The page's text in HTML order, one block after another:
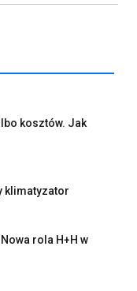
kosztów. Jak
klimatyzator
rola H+H w